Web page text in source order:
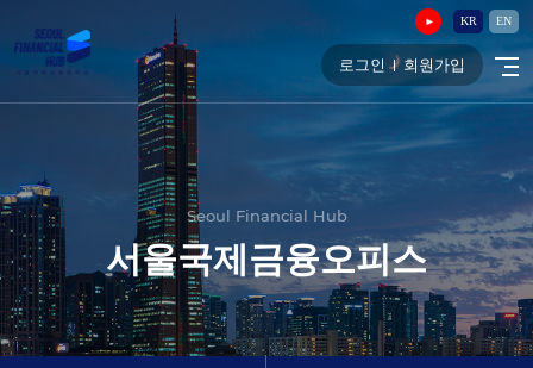
KR EN
로그인 회원가입
Seoul Financial Hub
서울국제금융오피스